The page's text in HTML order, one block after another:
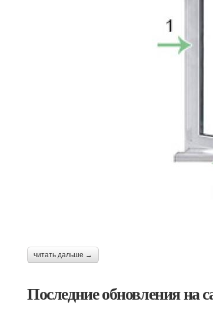
читать дальше →
Последние обновления на